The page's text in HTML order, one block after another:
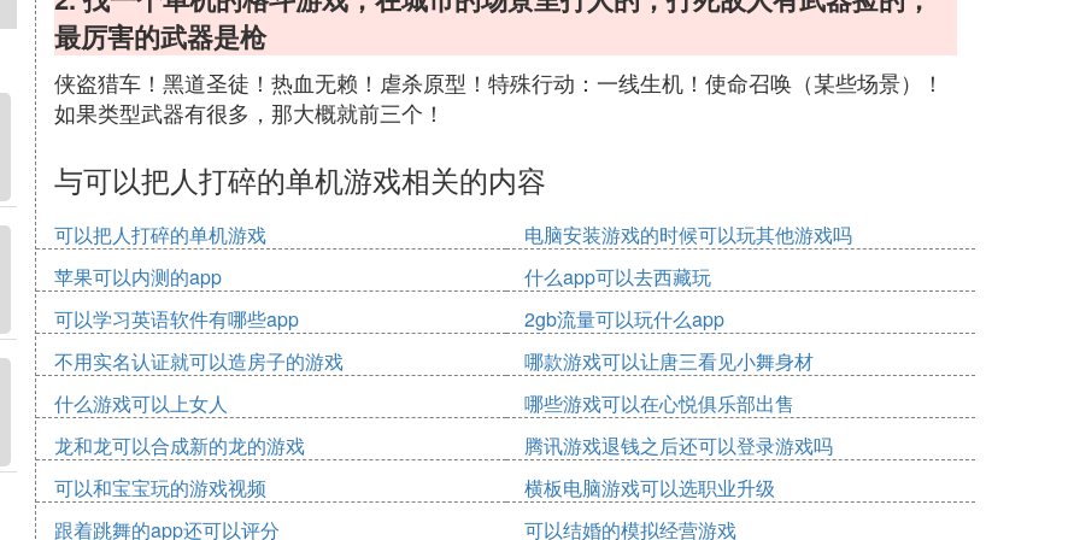
最厉害的武器是枪
侠盗猎车！黑道圣徒！热血无赖！虐杀原型！特殊行动：一线生机！使命召唤（某些场景）！
如果类型武器有很多，那大概就前三个！
与可以把人打碎的单机游戏相关的内容
可以把人打碎的单机游戏
电脑安装游戏的时候可以玩其他游戏吗
苹果可以内测的app
什么app可以去西藏玩
可以学习英语软件有哪些app
2gb流量可以玩什么app
不用实名认证就可以造房子的游戏
哪款游戏可以让唐三看见小舞身材
什么游戏可以上女人
哪些游戏可以在心悦俱乐部出售
龙和龙可以合成新的龙的游戏
腾讯游戏退钱之后还可以登录游戏吗
可以和宝宝玩的游戏视频
横板电脑游戏可以选职业升级
跟着跳舞的app还可以评分
可以结婚的模拟经营游戏